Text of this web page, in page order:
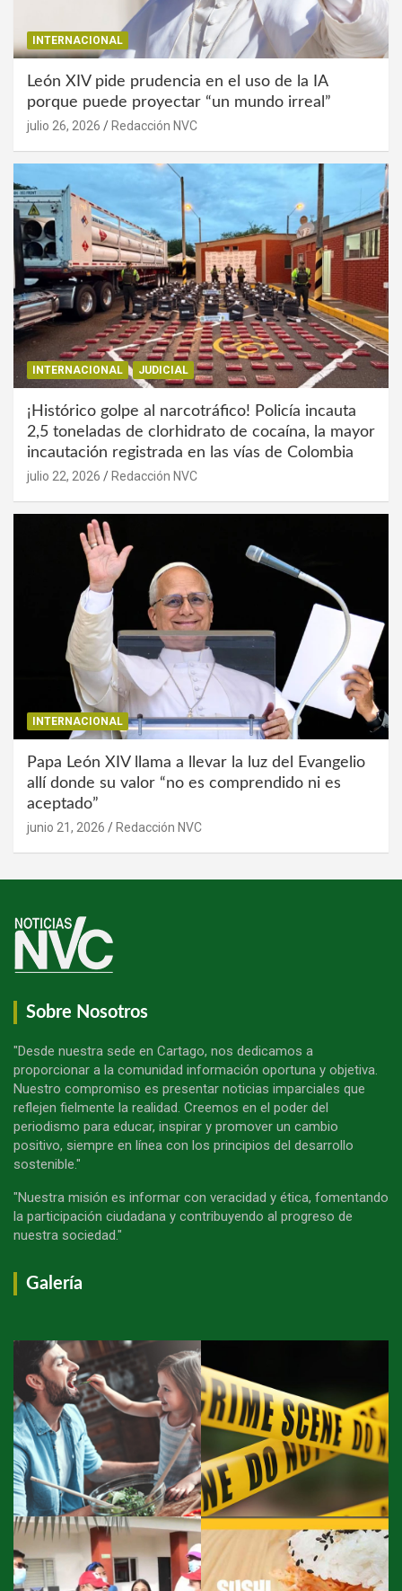
INTERNACIONAL
León XIV pide prudencia en el uso de la IA
porque puede proyectar “un mundo irreal”
julio 26, 2026 Redacción NVC
INTERNACIONAL JUDICIAL
¡Histórico golpe al narcotráfico! Policía incauta
2,5 toneladas de clorhidrato de cocaína, la mayor
incautación registrada en las vías de Colombia
julio 22, 2026 Redacción NVC
INTERNACIONAL
Papa León XIV llama a llevar la luz del Evangelio
allí donde su valor “no es comprendido ni es
aceptado”
junio 21, 2026 Redacción NVC
Sobre Nosotros
"Desde nuestra sede en Cartago, nos dedicamos a
proporcionar a la comunidad información oportuna y objetiva.
Nuestro compromiso es presentar noticias imparciales que
reflejen fielmente la realidad. Creemos en el poder del
periodismo para educar, inspirar y promover un cambio
positivo, siempre en línea con los principios del desarrollo
sostenible."
"Nuestra misión es informar con veracidad y ética, fomentando
la participación ciudadana y contribuyendo al progreso de
nuestra sociedad."
Galería